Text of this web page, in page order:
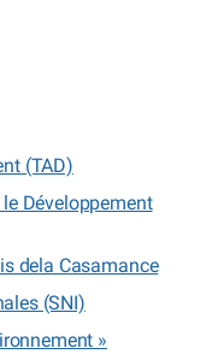
(TAD)
Développement
dela Casamance
(SNI)
»